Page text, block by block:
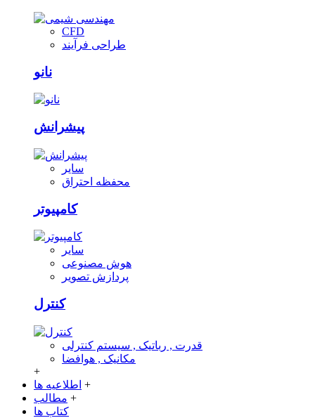
CFD
طراحی فرآیند
نانو
پیشرانش
سایر
محفظه احتراق
کامپیوتر
سایر
هوش مصنوعی
پردازش تصویر
کنترل
قدرت , رباتیک , سیستم کنترلی
مکانیک , هوافضا
+
اطلاعیه ها +
مطالب +
کتاب ها